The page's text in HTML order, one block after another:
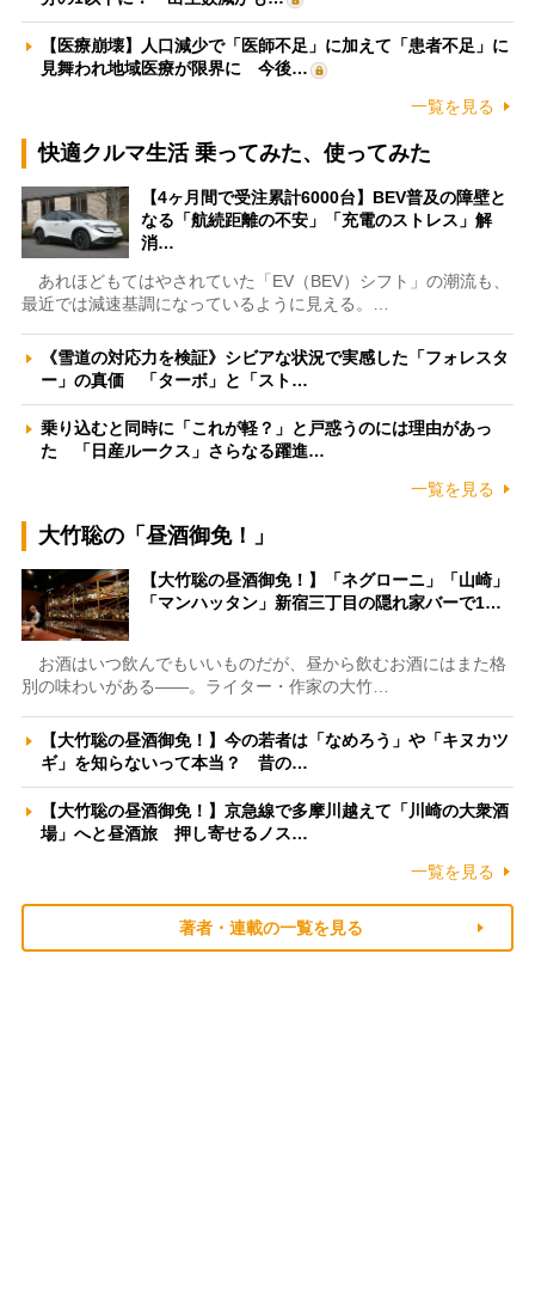
【医療崩壊】人口減少で「医師不足」に加えて「患者不足」に
見舞われ地域医療が限界に 今後…
一覧を見る
快適クルマ生活 乗ってみた、使ってみた
【4ヶ月間で受注累計6000台】BEV普及の障壁と
なる「航続距離の不安」「充電のストレス」解
消…
あれほどもてはやされていた「EV（BEV）シフト」の潮流も、
最近では減速基調になっているように見える。…
《雪道の対応力を検証》シビアな状況で実感した「フォレスタ
ー」の真価 「ターボ」と「スト…
乗り込むと同時に「これが軽？」と戸惑うのには理由があっ
た 「日産ルークス」さらなる躍進…
一覧を見る
大竹聡の「昼酒御免！」
【大竹聡の昼酒御免！】「ネグローニ」「山崎」
「マンハッタン」新宿三丁目の隠れ家バーで1…
お酒はいつ飲んでもいいものだが、昼から飲むお酒にはまた格
別の味わいがある――。ライター・作家の大竹…
【大竹聡の昼酒御免！】今の若者は「なめろう」や「キヌカツ
ギ」を知らないって本当？ 昔の…
【大竹聡の昼酒御免！】京急線で多摩川越えて「川崎の大衆酒
場」へと昼酒旅 押し寄せるノス…
一覧を見る
著者・連載の一覧を見る